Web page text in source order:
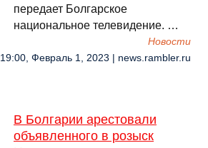
передает Болгарское
национальное телевидение. …
Новости
19:00, Февраль 1, 2023 | news.rambler.ru
В Болгарии арестовали
объявленного в розыск